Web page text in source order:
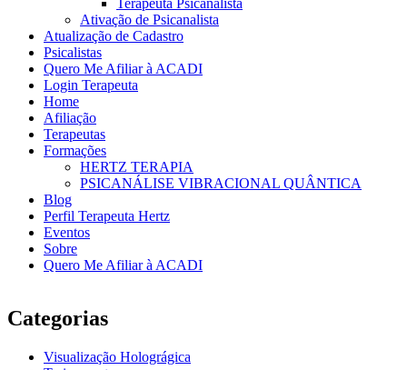
Terapeuta Psicanalista
Ativação de Psicanalista
Atualização de Cadastro
Psicalistas
Quero Me Afiliar à ACADI
Login Terapeuta
Home
Afiliação
Terapeutas
Formações
HERTZ TERAPIA
PSICANÁLISE VIBRACIONAL QUÂNTICA
Blog
Perfil Terapeuta Hertz
Eventos
Sobre
Quero Me Afiliar à ACADI
Categorias
Visualização Holográgica